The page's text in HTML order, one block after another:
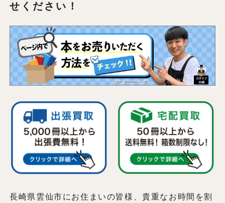
せください！
長崎県雲仙市にお住まいの皆様、貴重なお時間を割